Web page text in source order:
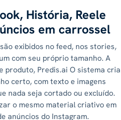
História, Reele
em carrossel
exibidos no feed, nos stories,
com seu próprio tamanho. A
produto, Predis.ai O sistema cria
certo, com texto e imagens
nada seja cortado ou excluído.
o mesmo material criativo em
anúncios do Instagram.